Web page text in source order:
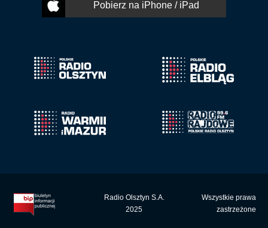
Pobierz na iPhone / iPad
Radio Olsztyn S.A.
2025
Wszystkie prawa
zastrzeżone